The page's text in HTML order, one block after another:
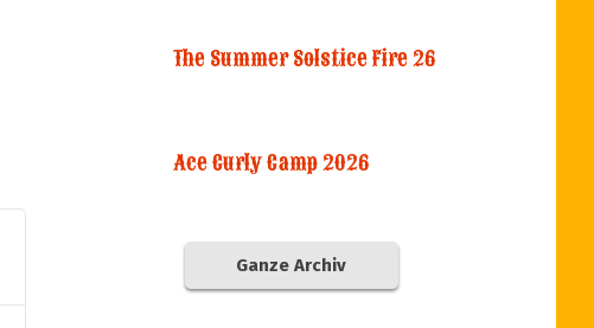
The Summer Solstice Fire 26
Ace Curly Camp 2026
Ganze Archiv